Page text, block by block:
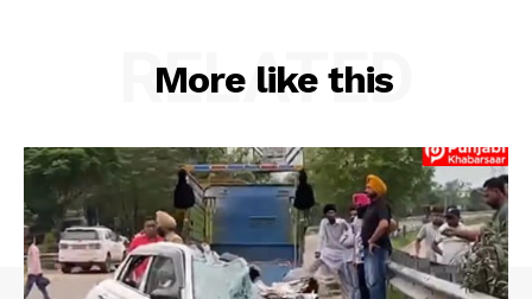
More like this
RELATED